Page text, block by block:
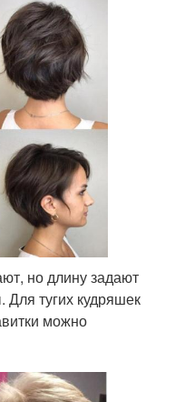
но длину задают
Для тугих кудряшек
можно